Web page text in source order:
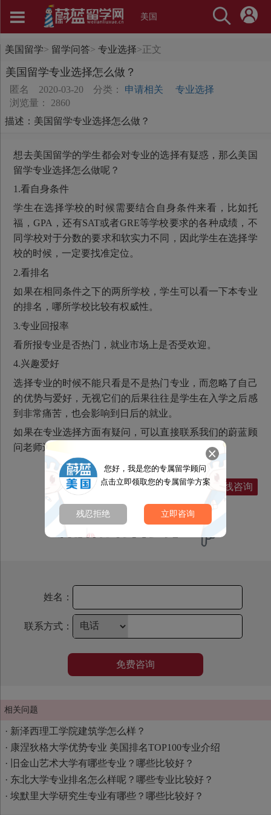
美国
美国留学> 留学问答> 专业选择>正文
美国留学专业选择怎么做？
匿名 2020-03-20 分类： 申请相关
专业选择
浏览量： 2860
描述：美国留学专业选择怎么做？
想去美国留学的学生都会对专业的选择有疑惑，那么美国
留学专业选择怎么做呢？
1.看自身条件
学生在选择学校的时候需要结合自身条件来看，比如托
福，GPA，还有SAT或者GRE等学校要求的各种成绩，不
同学校对于分数的要求和软实力不同，因此学生在选择学
校的时候，一定要找准定位。
2.看排名
如果在相同条件之下的两所学校，学生可以看一下本专业
的排名，哪所学校比较有权威性。
3.专业回报率
看所报专业是否热门，就业市场上是否受欢迎。
4.兴趣爱好
选择专业的时候不能只看是不是热门专业，而忽略了自己
的优势与爱好，无视它们的后果往往是学生在入学之后感
到非常痛苦，也会影响到日后的就业。
如果在专业选择方面有疑问，可以直接联系我们的蔚蓝顾
问老师进行解答。
在线咨询
回复人：时老师
姓名：
联系方式：
免费咨询
相关问题
· 新泽西理工学院建筑学怎么样？
· 康涅狄格大学优势专业 美国排名TOP100专业介绍
·
旧金山艺术大学有哪些专业？哪些比较好？
· 东北大学专业排名怎么样呢？哪些专业比较好？
· 埃默里大学研究生专业有哪些？哪些比较好？
您好，我是您的专属留学顾问
点击立即领取您的专属留学方案
残忍拒绝 立即咨询